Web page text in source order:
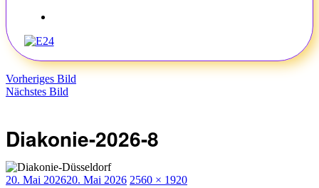
Vorheriges Bild
Nächstes Bild
Diakonie-2026-8
Veröffentlicht
20. Mai 202620. Mai 2026 Originalgröße
2560 × 1920